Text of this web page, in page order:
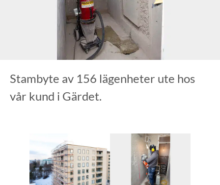
Stambyte av 156 lägenheter ute hos
vår kund i Gärdet.